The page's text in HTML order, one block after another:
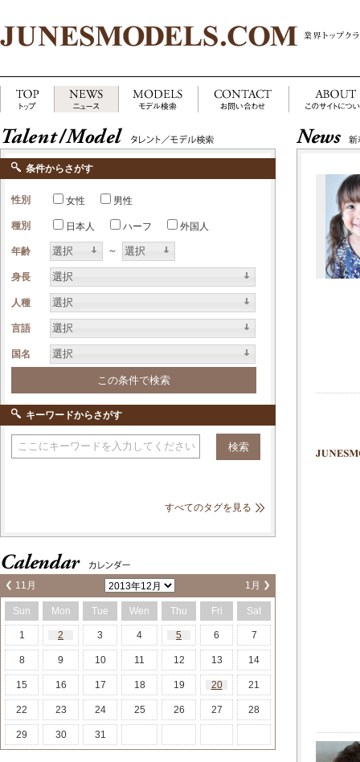
条件からさがす
性別 女性 男性
種別 日本人 ハーフ 外国人
年齢 選択 ～ 選択
身長 選択
人種 選択
言語 選択
国名 選択
キーワードからさがす
すべてのタグを見る
11月 1月
Sun Mon Tue Wen Thu Fri Sat
1 2 3 4 5 6 7
8 9 10 11 12 13 14
15 16 17 18 19 20 21
22 23 24 25 26 27 28
29 30 31